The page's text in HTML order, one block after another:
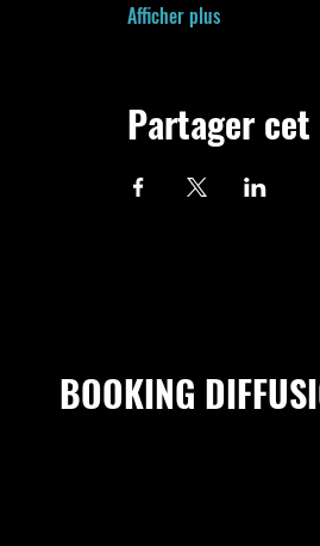
Afficher plus
Partager
BOOKING